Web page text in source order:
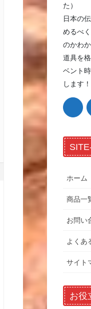
た）
日本の
めるべ
のかわ
道具を
ベント
します！
ホーム
商品一
お問い
よくあ
サイト
お役